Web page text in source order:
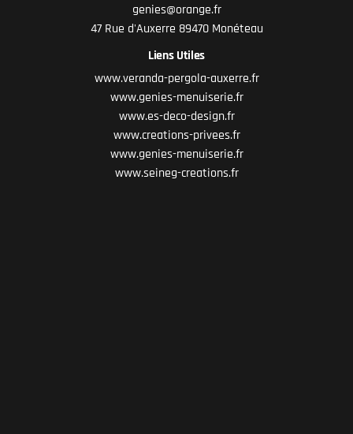
genies@orange.fr
47 Rue d'Auxerre 89470 Monéteau
Liens Utiles
www.veranda-pergola-auxerre.fr
www.genies-menuiserie.fr
www.es-deco-design.fr
www.creations-privees.fr
www.genies-menuiserie.fr
www.seineg-creations.fr